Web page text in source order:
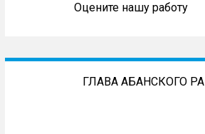
Оцените нашу работу
ГЛАВА АБАНСКОГО